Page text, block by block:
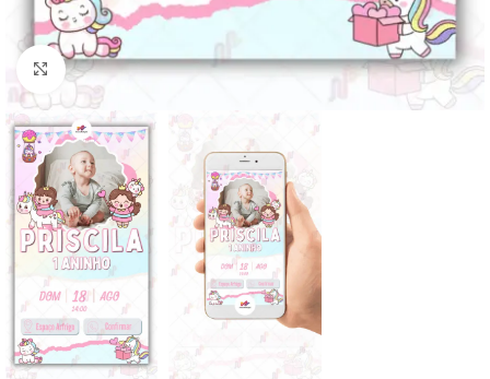
Clique para ampliar